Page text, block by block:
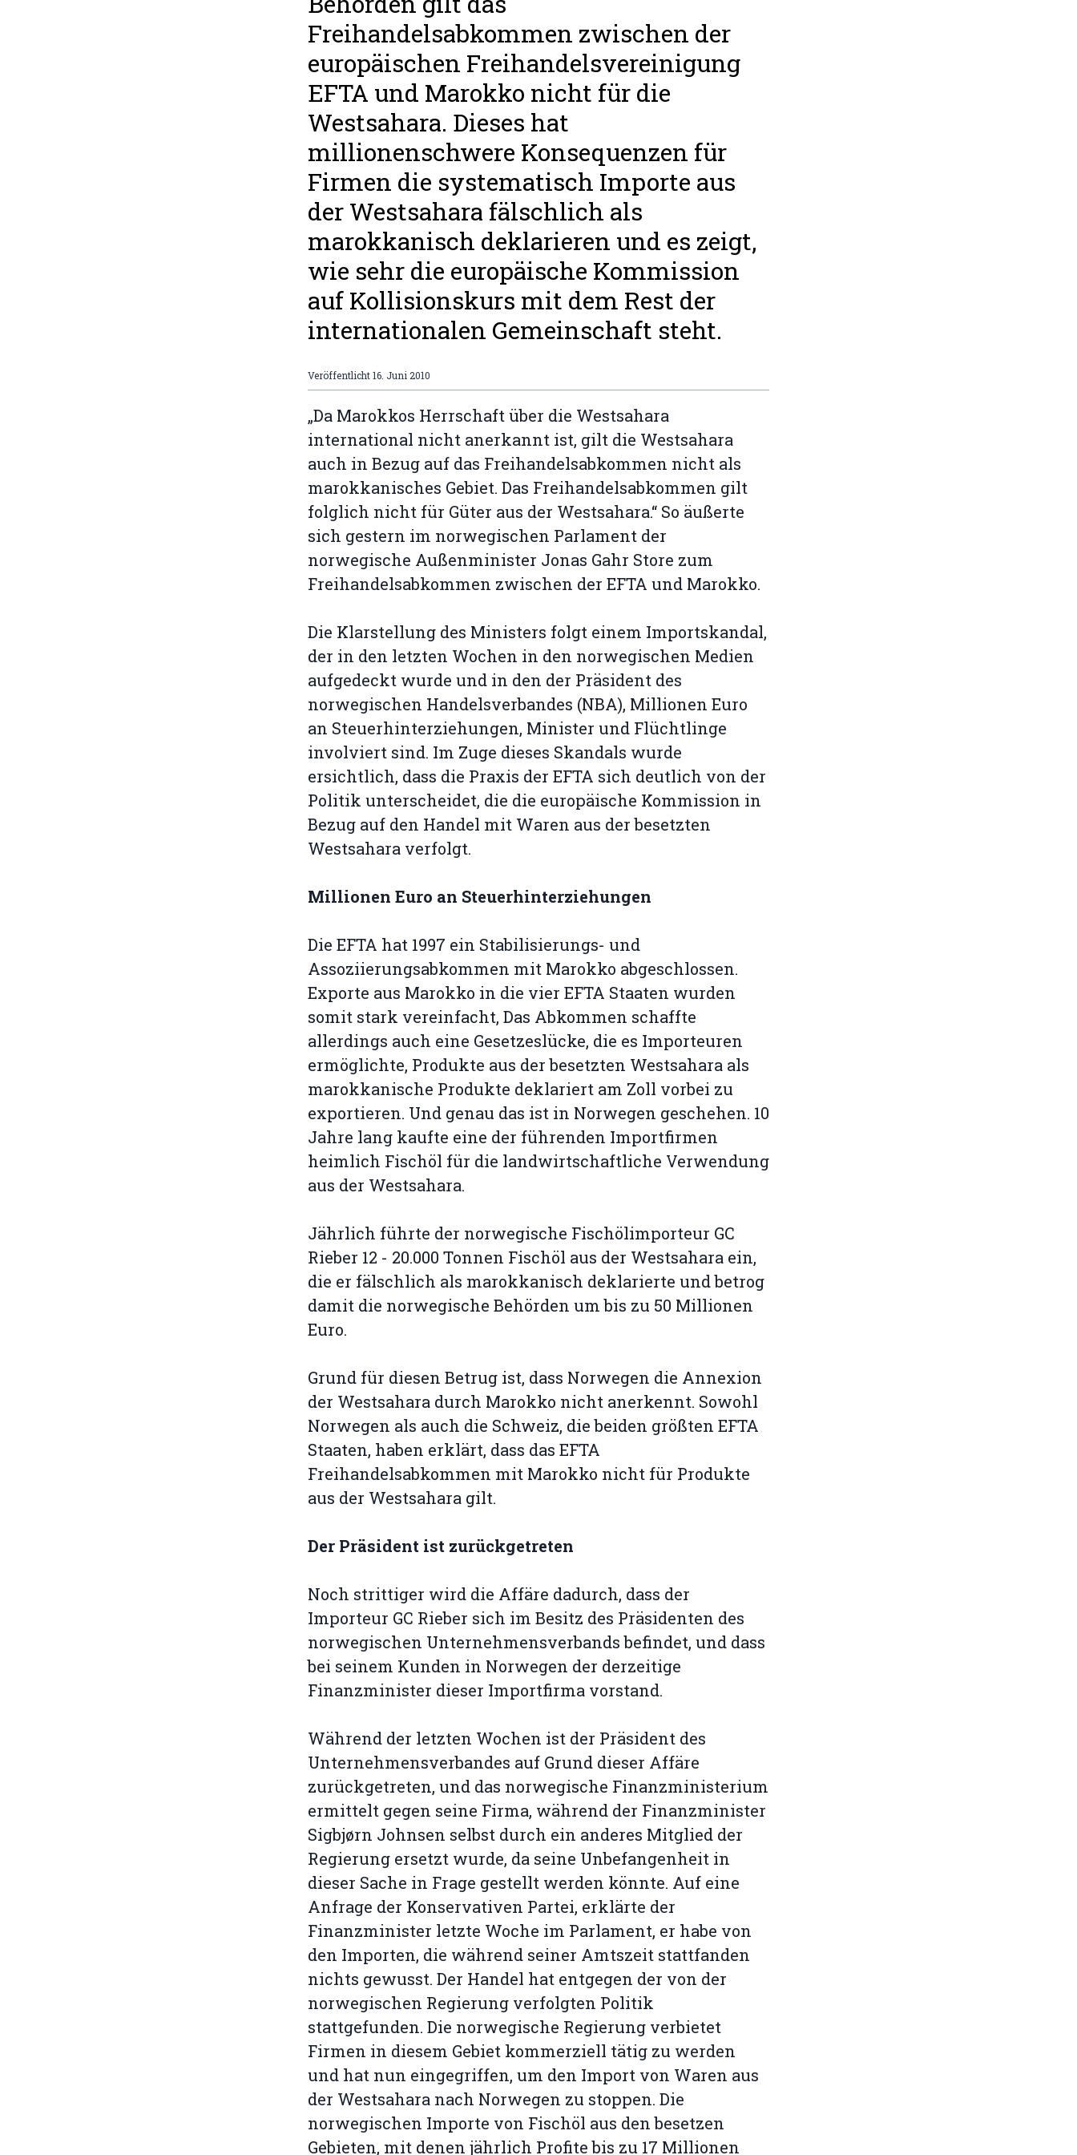
Freihandelsabkommen zwischen der
europäischen Freihandelsvereinigung
EFTA und Marokko nicht für die
Westsahara. Dieses hat
millionenschwere Konsequenzen für
Firmen die systematisch Importe aus
der Westsahara fälschlich als
marokkanisch deklarieren und es zeigt,
wie sehr die europäische Kommission
auf Kollisionskurs mit dem Rest der
internationalen Gemeinschaft steht.
Veröffentlicht16. Juni 2010
„Da Marokkos Herrschaft über die Westsahara
international nicht anerkannt ist, gilt die Westsahara
auch in Bezug auf das Freihandelsabkommen nicht als
marokkanisches Gebiet. Das Freihandelsabkommen gilt
folglich nicht für Güter aus der Westsahara.“ So äußerte
sich gestern im norwegischen Parlament der
norwegische Außenminister Jonas Gahr Store zum
Freihandelsabkommen zwischen der EFTA und Marokko.
Die Klarstellung des Ministers folgt einem Importskandal,
der in den letzten Wochen in den norwegischen Medien
aufgedeckt wurde und in den der Präsident des
norwegischen Handelsverbandes (NBA), Millionen Euro
an Steuerhinterziehungen, Minister und Flüchtlinge
involviert sind. Im Zuge dieses Skandals wurde
ersichtlich, dass die Praxis der EFTA sich deutlich von der
Politik unterscheidet, die die europäische Kommission in
Bezug auf den Handel mit Waren aus der besetzten
Westsahara verfolgt.
Millionen Euro an Steuerhinterziehungen
Die EFTA hat 1997 ein Stabilisierungs- und
Assoziierungsabkommen mit Marokko abgeschlossen.
Exporte aus Marokko in die vier EFTA Staaten wurden
somit stark vereinfacht, Das Abkommen schaffte
allerdings auch eine Gesetzeslücke, die es Importeuren
ermöglichte, Produkte aus der besetzten Westsahara als
marokkanische Produkte deklariert am Zoll vorbei zu
exportieren. Und genau das ist in Norwegen geschehen. 10
Jahre lang kaufte eine der führenden Importfirmen
heimlich Fischöl für die landwirtschaftliche Verwendung
aus der Westsahara.
Jährlich führte der norwegische Fischölimporteur GC
Rieber 12 - 20.000 Tonnen Fischöl aus der Westsahara ein,
die er fälschlich als marokkanisch deklarierte und betrog
damit die norwegische Behörden um bis zu 50 Millionen
Euro.
Grund für diesen Betrug ist, dass Norwegen die Annexion
der Westsahara durch Marokko nicht anerkennt. Sowohl
Norwegen als auch die Schweiz, die beiden größten EFTA
Staaten, haben erklärt, dass das EFTA
Freihandelsabkommen mit Marokko nicht für Produkte
aus der Westsahara gilt.
Der Präsident ist zurückgetreten
Noch strittiger wird die Affäre dadurch, dass der
Importeur GC Rieber sich im Besitz des Präsidenten des
norwegischen Unternehmensverbands befindet, und dass
bei seinem Kunden in Norwegen der derzeitige
Finanzminister dieser Importfirma vorstand.
Während der letzten Wochen ist der Präsident des
Unternehmensverbandes auf Grund dieser Affäre
zurückgetreten, und das norwegische Finanzministerium
ermittelt gegen seine Firma, während der Finanzminister
Sigbjørn Johnsen selbst durch ein anderes Mitglied der
Regierung ersetzt wurde, da seine Unbefangenheit in
dieser Sache in Frage gestellt werden könnte. Auf eine
Anfrage der Konservativen Partei, erklärte der
Finanzminister letzte Woche im Parlament, er habe von
den Importen, die während seiner Amtszeit stattfanden
nichts gewusst. Der Handel hat entgegen der von der
norwegischen Regierung verfolgten Politik
stattgefunden. Die norwegische Regierung verbietet
Firmen in diesem Gebiet kommerziell tätig zu werden
und hat nun eingegriffen, um den Import von Waren aus
der Westsahara nach Norwegen zu stoppen. Die
norwegischen Importe von Fischöl aus den besetzen
Gebieten, mit denen jährlich Profite bis zu 17 Millionen